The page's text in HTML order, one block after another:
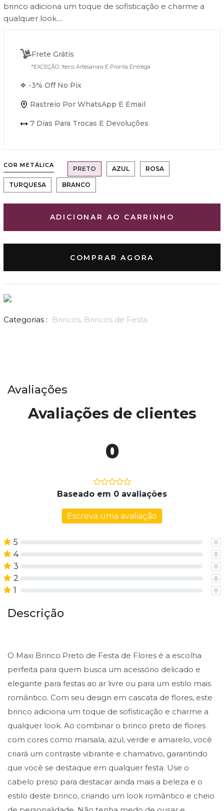
brinco adiciona um toque de sofisticação e charme a
qualquer look....
Frete Grátis
*EXCEÇÃO: Itens Artesanais E Pronta Entrega
❖ -3% Off No Pix
Rastreio Por WhatsApp E Email
7 Dias Para Trocas E Devoluções
COR METÁLICA PRETO AZUL ROSA
TURQUESA BRANCO
ADICIONAR AO CARRINHO
COMPRAR AGORA
Categorias : Brincos, Brincos de Festa
Avaliações
Avaliações de clientes
0
Baseado em 0 avaliações
Escreva uma avaliação
5 0
4 0
3 0
2 0
1 0
Descrição
O Maxi Brinco Preto de Festa de Flores é a escolha
perfeita para quem busca um acessório delicado e
elegante para festas ao ar livre ou para um estilo mais
romântico. Com seu design em cascata de flores, este
brinco adiciona um toque de sofisticação e charme a
qualquer look. Ao combinar o brinco preto de flores
com cores como marsala, azul, verde e amarelo, você
criará um contraste vibrante e chamativo, garantindo
que você se destaque em qualquer festa. Use o
cabelo preso para destacar ainda mais a beleza e o
estilo deste brinco, criando um look romântico e cheio